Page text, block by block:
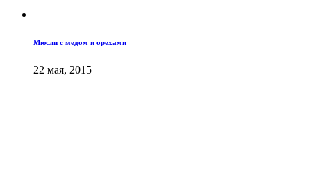
Мюсли с медом и орехами
22 мая, 2015